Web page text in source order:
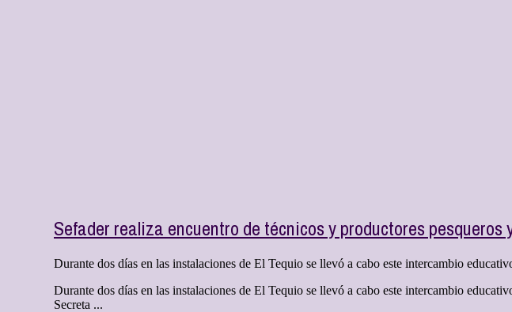
Sefader realiza encuentro de técnicos y productores pesqueros
Durante dos días en las instalaciones de El Tequio se llevó a cabo este intercambio
Durante dos días en las instalaciones de El Tequio se llevó a cabo este intercambio
Secreta ...